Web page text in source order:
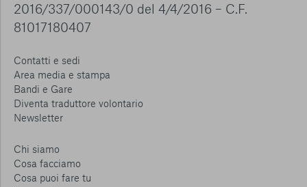
2016/337/000143/0 del 4/4/2016 – C.F.
81017180407
Contatti e sedi
Area media e stampa
Bandi e Gare
Diventa traduttore volontario
Newsletter
Chi siamo
Cosa facciamo
Cosa puoi fare tu